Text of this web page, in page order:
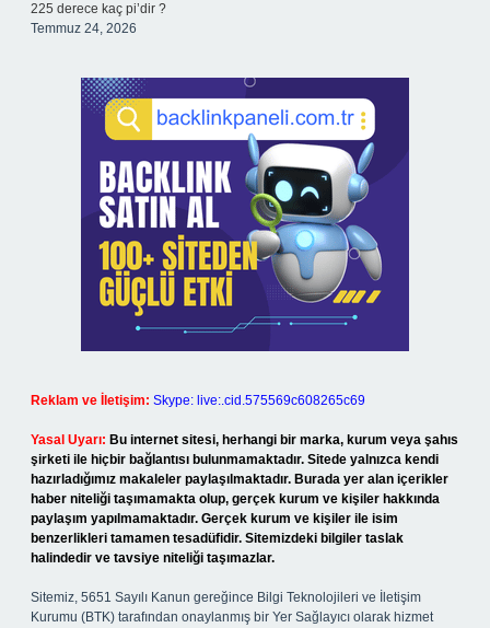
225 derece kaç pi’dir ?
Temmuz 24, 2026
Reklam ve İletişim: Skype: live:.cid.575569c608265c69
Yasal Uyarı: Bu internet sitesi, herhangi bir marka, kurum veya şahıs
şirketi ile hiçbir bağlantısı bulunmamaktadır. Sitede yalnızca kendi
hazırladığımız makaleler paylaşılmaktadır. Burada yer alan içerikler
haber niteliği taşımamakta olup, gerçek kurum ve kişiler hakkında
paylaşım yapılmamaktadır. Gerçek kurum ve kişiler ile isim
benzerlikleri tamamen tesadüfidir. Sitemizdeki bilgiler taslak
halindedir ve tavsiye niteliği taşımazlar.
Sitemiz, 5651 Sayılı Kanun gereğince Bilgi Teknolojileri ve İletişim
Kurumu (BTK) tarafından onaylanmış bir Yer Sağlayıcı olarak hizmet